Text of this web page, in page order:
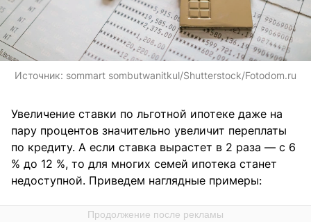
Источник: sommart sombutwanitkul/Shutterstock/Fotodom.ru
Увеличение ставки по льготной ипотеке даже на
пару процентов значительно увеличит переплаты
по кредиту. А если ставка вырастет в 2 раза — с 6
% до 12 %, то для многих семей ипотека станет
недоступной. Приведем наглядные примеры: